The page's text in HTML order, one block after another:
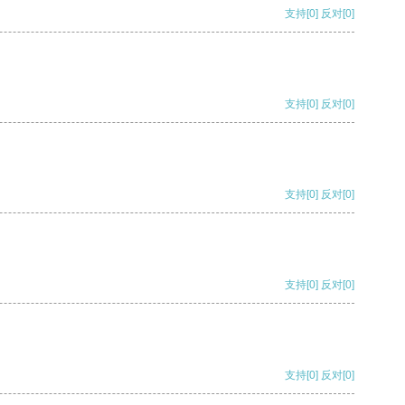
支持[0] 反对[0]
支持[0] 反对[0]
支持[0] 反对[0]
支持[0] 反对[0]
支持[0] 反对[0]